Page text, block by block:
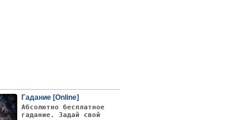
Гадание [Online]
Абсолютно бесплатное
гадание. Задай свой